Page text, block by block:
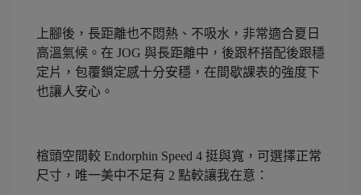
上腳後，長距離也不悶熱、不吸水，非常適合夏日
高溫氣候。在 JOG 與長距離中，後跟杯搭配後跟穩
定片，包覆鎖定感十分安穩，在間歇課表的強度下
也讓人安心。
楦頭空間較 Endorphin Speed 4 挺與寬，可選擇正常
尺寸，唯一美中不足有 2 點較讓我在意：